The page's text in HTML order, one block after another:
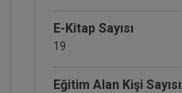
E-Kitap Sayısı
19
Eğitim Alan Kişi Sayısı